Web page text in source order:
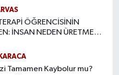
ÖĞRENCİSİNİN
İNSAN NEDEN ÜRETMEYE
Tamamen Kaybolur mu?